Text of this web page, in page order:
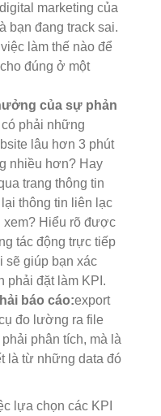
marketing của
bạn đang track sai.
làm thế nào để
đúng ở một
của sự phản
phải những
lâu hơn 3 phút
nhiều hơn? Hay
trang thông tin
thông tin liên lạc
Hiểu rõ được
tác động trực tiếp
sẽ giúp bạn xác
phải đặt làm KPI.
báo cáo:export
đo lường ra file
phân tích, mà là
là từ những data đó
lựa chọn các KPI